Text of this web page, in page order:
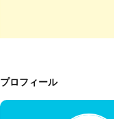
プロフィール